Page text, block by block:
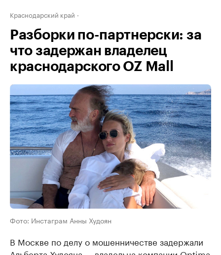
Краснодарский край
Разборки по-партнерски: за
что задержан владелец
краснодарского OZ Mall
Фото: Инстаграм Анны Худоян
В Москве по делу о мошенничестве задержали